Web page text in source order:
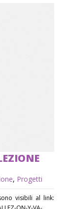
, Progetti
visibili al link: